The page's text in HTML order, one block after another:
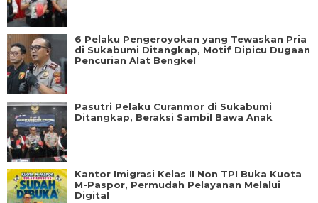
6 Pelaku Pengeroyokan yang Tewaskan Pria
di Sukabumi Ditangkap, Motif Dipicu Dugaan
Pencurian Alat Bengkel
Pasutri Pelaku Curanmor di Sukabumi
Ditangkap, Beraksi Sambil Bawa Anak
Kantor Imigrasi Kelas II Non TPI Buka Kuota
M-Paspor, Permudah Pelayanan Melalui
Digital